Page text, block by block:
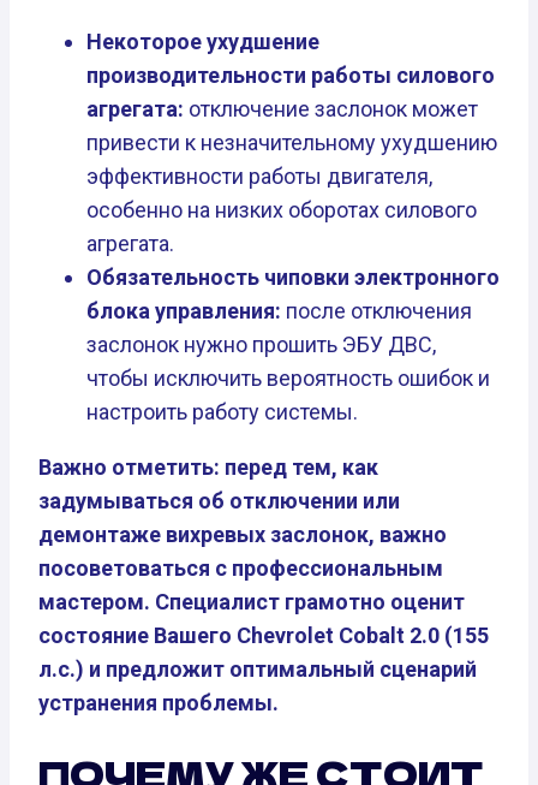
Некоторое ухудшение
производительности работы силового
агрегата: отключение заслонок может
привести к незначительному ухудшению
эффективности работы двигателя,
особенно на низких оборотах силового
агрегата.
Обязательность чиповки электронного
блока управления: после отключения
заслонок нужно прошить ЭБУ ДВС,
чтобы исключить вероятность ошибок и
настроить работу системы.
Важно отметить: перед тем, как
задумываться об отключении или
демонтаже вихревых заслонок, важно
посоветоваться с профессиональным
мастером. Специалист грамотно оценит
состояние Вашего Chevrolet Cobalt 2.0 (155
л.с.) и предложит оптимальный сценарий
устранения проблемы.
ПОЧЕМУ ЖЕ СТОИТ